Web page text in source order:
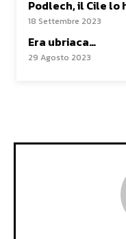
Podlech, il Cile lo
18 Settembre 2023
Era ubriaca…
29 Agosto 2023